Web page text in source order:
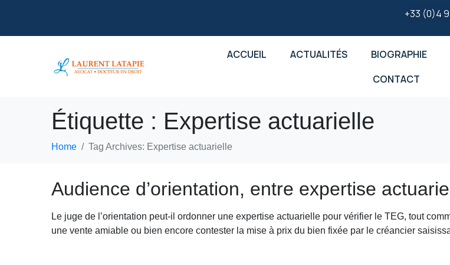
+33 (0)4
ACCUEIL ACTUALITÉS BIOGRAPHIE
CONTACT
Étiquette : Expertise actuarielle
Home Tag Archives: Expertise actuarielle
Audience d’orientation, entre expertise
Le juge de l’orientation peut-il ordonner une expertise actuarielle pour vérifier le TEG, tout
une vente amiable ou bien encore contester la mise à prix du bien fixée par le créancier